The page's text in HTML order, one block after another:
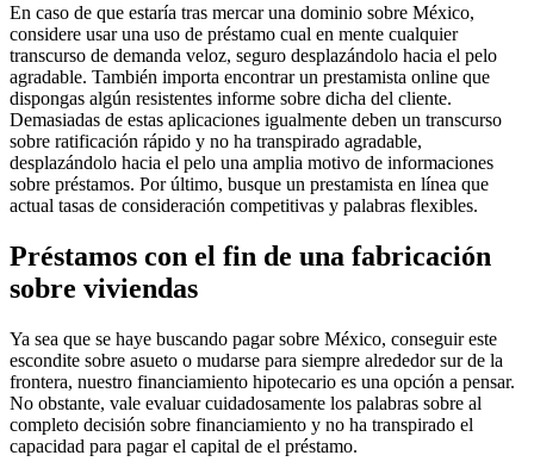
En caso de que estaría tras mercar una dominio sobre México,
considere usar una uso de préstamo cual en mente cualquier
transcurso de demanda veloz, seguro desplazándolo hacia el pelo
agradable. También importa encontrar un prestamista online que
dispongas algún resistentes informe sobre dicha del cliente.
Demasiadas de estas aplicaciones igualmente deben un transcurso
sobre ratificación rápido y no ha transpirado agradable,
desplazándolo hacia el pelo una amplia motivo de informaciones
sobre préstamos. Por último, busque un prestamista en línea que
actual tasas de consideración competitivas y palabras flexibles.
Préstamos con el fin de una fabricación
sobre viviendas
Ya sea que se haye buscando pagar sobre México, conseguir este
escondite sobre asueto o mudarse para siempre alrededor sur de la
frontera, nuestro financiamiento hipotecario es una opción a pensar.
No obstante, vale evaluar cuidadosamente los palabras sobre al
completo decisión sobre financiamiento y no ha transpirado el
capacidad para pagar el capital de el préstamo.